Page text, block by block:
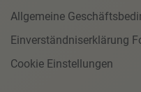
Allgemeine
Einverständniserklärung
Cookie Einstellungen